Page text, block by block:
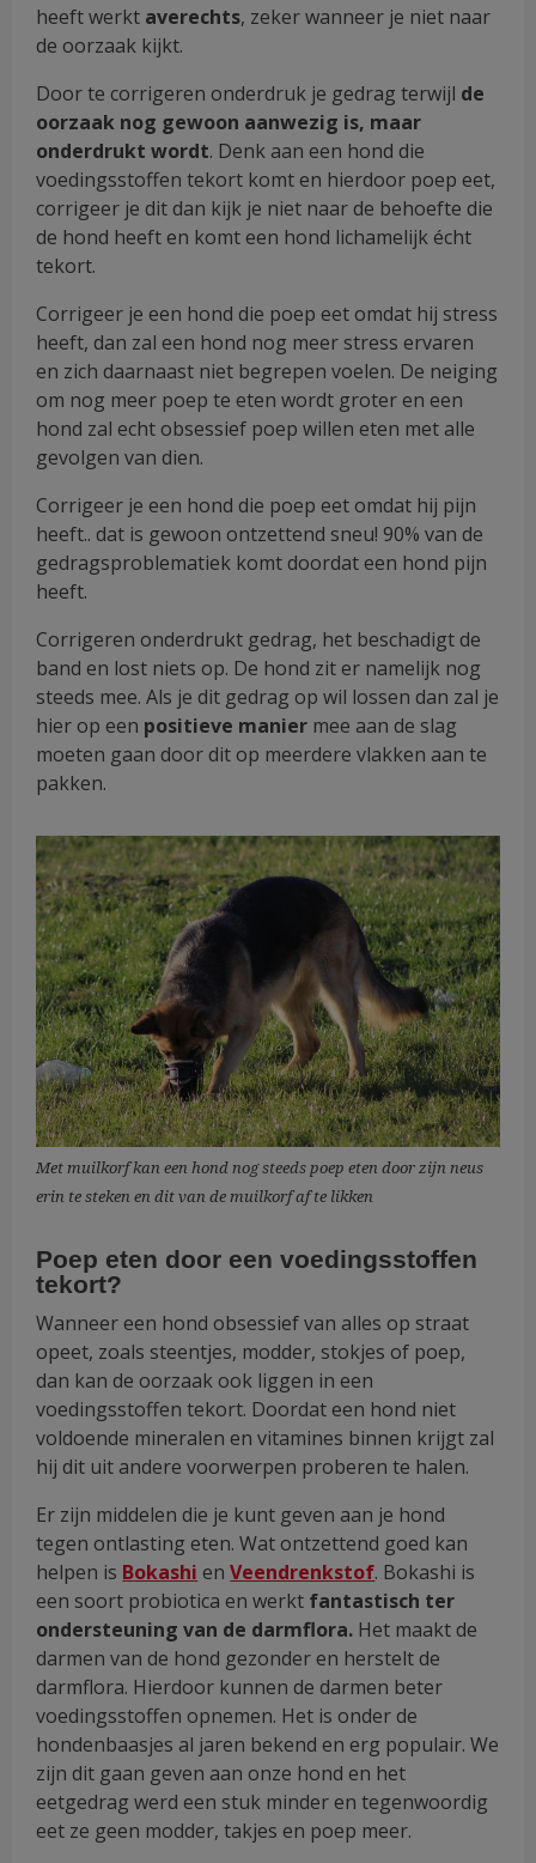
heeft werkt averechts, zeker wanneer je niet naar
de oorzaak kijkt.
Door te corrigeren onderdruk je gedrag terwijl de
oorzaak nog gewoon aanwezig is, maar
onderdrukt wordt. Denk aan een hond die
voedingsstoffen tekort komt en hierdoor poep eet,
corrigeer je dit dan kijk je niet naar de behoefte die
de hond heeft en komt een hond lichamelijk écht
tekort.
Corrigeer je een hond die poep eet omdat hij stress
heeft, dan zal een hond nog meer stress ervaren
en zich daarnaast niet begrepen voelen. De neiging
om nog meer poep te eten wordt groter en een
hond zal echt obsessief poep willen eten met alle
gevolgen van dien.
Corrigeer je een hond die poep eet omdat hij pijn
heeft.. dat is gewoon ontzettend sneu! 90% van de
gedragsproblematiek komt doordat een hond pijn
heeft.
Corrigeren onderdrukt gedrag, het beschadigt de
band en lost niets op. De hond zit er namelijk nog
steeds mee. Als je dit gedrag op wil lossen dan zal je
hier op een positieve manier mee aan de slag
moeten gaan door dit op meerdere vlakken aan te
pakken.
Met muilkorf kan een hond nog steeds poep eten door zijn neus
erin te steken en dit van de muilkorf af te likken
Poep eten door een voedingsstoffen
tekort?
Wanneer een hond obsessief van alles op straat
opeet, zoals steentjes, modder, stokjes of poep,
dan kan de oorzaak ook liggen in een
voedingsstoffen tekort. Doordat een hond niet
voldoende mineralen en vitamines binnen krijgt zal
hij dit uit andere voorwerpen proberen te halen.
Er zijn middelen die je kunt geven aan je hond
tegen ontlasting eten. Wat ontzettend goed kan
helpen is Bokashi enVeendrenkstof. Bokashi is
een soort probiotica en werkt fantastisch ter
ondersteuning van de darmflora. Het maakt de
darmen van de hond gezonder en herstelt de
darmflora. Hierdoor kunnen de darmen beter
voedingsstoffen opnemen. Het is onder de
hondenbaasjes al jaren bekend en erg populair. We
zijn dit gaan geven aan onze hond en het
eetgedrag werd een stuk minder en tegenwoordig
eet ze geen modder, takjes en poep meer.